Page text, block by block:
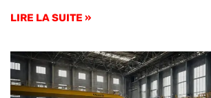
LIRE LA SUITE »